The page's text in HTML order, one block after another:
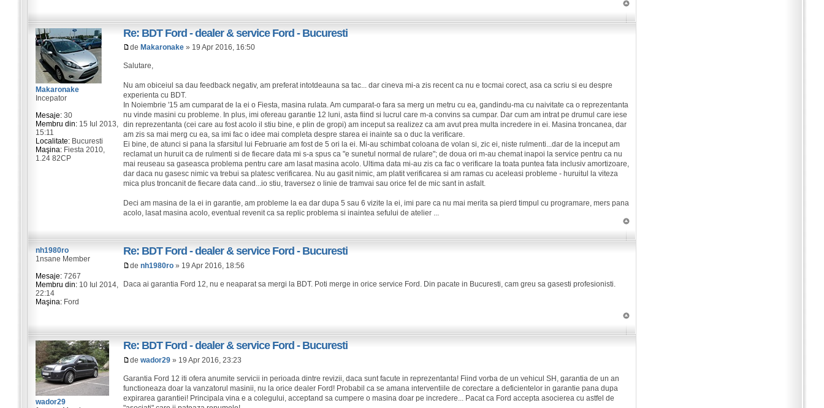
Re: BDT Ford - dealer & service Ford - Bucuresti
de Makaronake » 19 Apr 2016, 16:50
Salutare,
Nu am obiceiul sa dau feedback negativ, am preferat intotdeauna sa tac... dar cineva mi-a zis recent ca nu e tocmai corect, asa ca scriu si eu despre
experienta cu BDT.
In Noiembrie '15 am cumparat de la ei o Fiesta, masina rulata. Am cumparat-o fara sa merg un metru cu ea, gandindu-ma cu naivitate ca o reprezentanta
nu vinde masini cu probleme. In plus, imi ofereau garantie 12 luni, asta fiind si lucrul care m-a convins sa cumpar. Dar cum am intrat pe drumul care iese
din reprezentanta (cei care au fost acolo il stiu bine, e plin de gropi) am inceput sa realizez ca am avut prea multa incredere in ei. Masina troncanea, dar
am zis sa mai merg cu ea, sa imi fac o idee mai completa despre starea ei inainte sa o duc la verificare.
Ei bine, de atunci si pana la sfarsitul lui Februarie am fost de 5 ori la ei. Mi-au schimbat coloana de volan si, zic ei, niste rulmenti...dar de la inceput am
reclamat un huruit ca de rulmenti si de fiecare data mi s-a spus ca "e sunetul normal de rulare"; de doua ori m-au chemat inapoi la service pentru ca nu
mai reuseau sa gaseasca problema pentru care am lasat masina acolo. Ultima data mi-au zis ca fac o verificare la toata puntea fata inclusiv amortizoare,
dar daca nu gasesc nimic va trebui sa platesc verificarea. Nu au gasit nimic, am platit verificarea si am ramas cu aceleasi probleme - huruitul la viteza
mica plus troncanit de fiecare data cand...io stiu, traversez o linie de tramvai sau orice fel de mic sant in asfalt.
Deci am masina de la ei in garantie, am probleme la ea dar dupa 5 sau 6 vizite la ei, imi pare ca nu mai merita sa pierd timpul cu programare, mers pana
acolo, lasat masina acolo, eventual revenit ca sa replic problema si inaintea sefului de atelier ...
Makaronake
Incepator
Mesaje:30
Membru din:15 Iul 2013,
15:11
Localitate:Bucuresti
Maşina:Fiesta 2010,
1.24 82CP
Re: BDT Ford - dealer & service Ford - Bucuresti
denh1980ro » 19 Apr 2016, 18:56
Daca ai garantia Ford 12, nu e neaparat sa mergi la BDT. Poti merge in orice service Ford. Din pacate in Bucuresti, cam greu sa gasesti profesionisti.
nh1980ro
1nsane Member
Mesaje:7267
Membru din:10 Iul 2014,
22:14
Maşina:Ford
Re: BDT Ford - dealer & service Ford - Bucuresti
dewador29 » 19 Apr 2016, 23:23
Garantia Ford 12 iti ofera anumite servicii in perioada dintre revizii, daca sunt facute in reprezentanta! Fiind vorba de un vehicul SH, garantia de un an
functioneaza doar la vanzatorul masinii, nu la orice dealer Ford! Probabil ca se amana interventiile de corectare a deficientelor in garantie pana dupa
expirarea garantiei! Principala vina e a colegului, acceptand sa cumpere o masina doar pe incredere... Pacat ca Ford accepta asocierea cu astfel de
wador29